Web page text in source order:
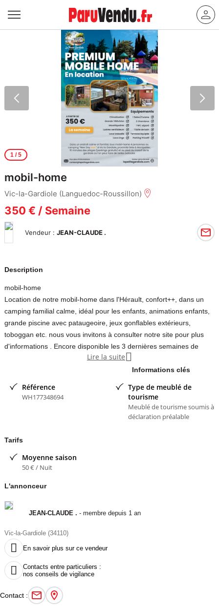
1/ 5
mobil-home
Vic-la-Gardiole (Languedoc-Roussillon)
350 € / Semaine
Vendeur : JEAN-CLAUDE .
Description
mobil-home
Location de notre mobil-home dans l'Hérault, confort++, dans un
camping familial calme, idéal pour les enfants, animations enfants,
grande piscine avec pataugeoire, jeux gonflables extérieurs,
toboggan etc. nous vous invitons à consulter notre site pour plus
d'informations . Encore disponible les 3 dernières semaines de
JEAN-CLAUDE - membre depuis 1 an
Lire la suite 
Informations clés
Référence
WH177348694
Type de meublé de
tourisme
Meublé de tourisme soumis à
déclaration préalable
Tarifs
Moyenne saison
50 € / Nuit
L'annonceur
JEAN-CLAUDE . - membre depuis 1 an
Vic-la-Gardiole (34110)
 En savoir plus sur ce vendeur

Contacts entre particuliers :
nos conseils de vigilance
Contact :